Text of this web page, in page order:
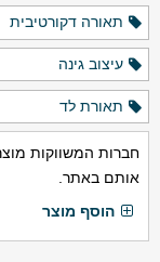
תאורה דקורטיבית
עיצוב גינה
תאורת לד
חברות המשווקות
אותם באתר.
הוסף מוצר